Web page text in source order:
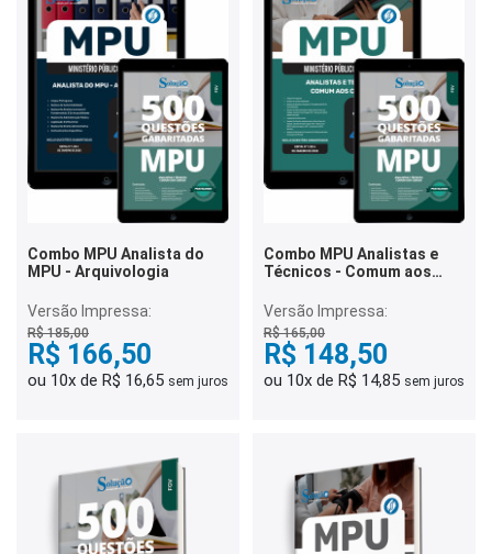
Combo MPU Analista do
MPU - Arquivologia
Versão Impressa:
R$ 185,00
R$ 166,50
ou 10x de R$ 16,65 sem juros
Combo MPU Analistas e
Técnicos - Comum aos
Versão Impressa:
R$ 165,00
R$ 148,50
ou 10x de R$ 14,85 sem juros